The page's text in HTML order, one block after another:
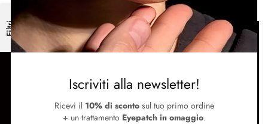
Filtri
SUPPORTO
Metodi di pagamento e spedizione
Iscriviti alla newsletter!
Ricevi il 10% di scontosul tuo primo ordine
+ un trattamento Eyepatch in omaggio.